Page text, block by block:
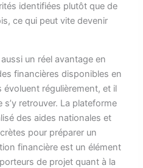
identifiées plutôt que de
ce qui peut vite devenir
un réel avantage en
financières disponibles en
régulièrement, et il
retrouver. La plateforme
des aides nationales et
pour préparer un
financière est un élément
de projet quant à la